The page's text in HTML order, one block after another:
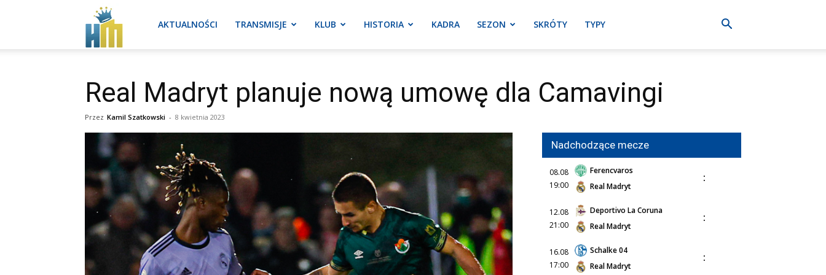
Real
aktualności
AKTUALNOŚCI TRANSMISJE KLUB HISTORIA KADRA SEZON SKRÓTY TYPY
Real Madryt planuje nową umowę dla Camavingi
Przez Kamil Szatkowski - 8 kwietnia 2023
Nadchodzące mecze
08.08
19:00
Ferencvaros
Real Madryt
:
12.08
21:00
Deportivo La Coruna
Real Madryt
:
16.08
17:00
Schalke 04
Real Madryt
: